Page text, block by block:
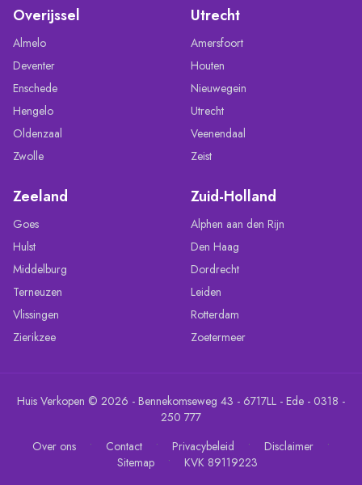
Overijssel
Almelo
Deventer
Enschede
Hengelo
Oldenzaal
Zwolle
Utrecht
Amersfoort
Houten
Nieuwegein
Utrecht
Veenendaal
Zeist
Zeeland
Goes
Hulst
Middelburg
Terneuzen
Vlissingen
Zierikzee
Zuid-Holland
Alphen aan den Rijn
Den Haag
Dordrecht
Leiden
Rotterdam
Zoetermeer
Huis Verkopen © 2026 - Bennekomseweg 43 - 6717LL - Ede - 0318 -
250 777
Over ons
• Contact • Privacybeleid • Disclaimer •
Sitemap • KVK 89119223